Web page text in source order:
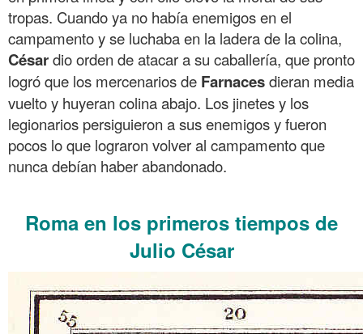
tropas. Cuando ya no había enemigos en el
campamento y se luchaba en la ladera de la colina,
Césardio orden de atacar a su caballería, que pronto
logró que los mercenarios de Farnacesdieran media
vuelto y huyeran colina abajo. Los jinetes y los
legionarios persiguieron a sus enemigos y fueron
pocos lo que lograron volver al campamento que
nunca debían haber abandonado.
Roma en los primeros tiempos de
Julio César